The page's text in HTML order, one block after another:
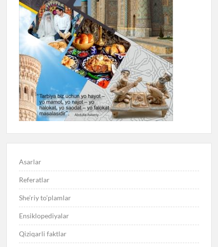
Asarlar
Referatlar
She’riy to’plamlar
Ensiklopediyalar
Qiziqarli faktlar